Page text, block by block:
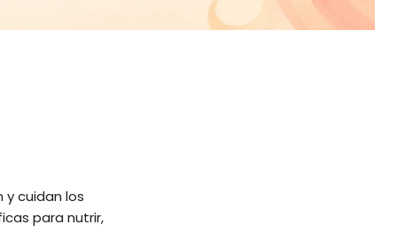
cuidan los
para nutrir,